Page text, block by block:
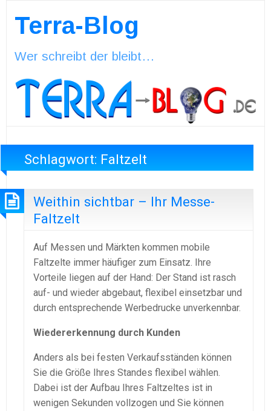
Terra-Blog
Wer schreibt der bleibt…
Schlagwort: Faltzelt
Weithin sichtbar – Ihr Messe-
Faltzelt
Auf Messen und Märkten kommen mobile
Faltzelte immer häufiger zum Einsatz. Ihre
Vorteile liegen auf der Hand: Der Stand ist rasch
auf- und wieder abgebaut, flexibel einsetzbar und
durch entsprechende Werbedrucke unverkennbar.
Wiedererkennung durch Kunden
Anders als bei festen Verkaufsständen können
Sie die Größe Ihres Standes flexibel wählen.
Dabei ist der Aufbau Ihres Faltzeltes ist in
wenigen Sekunden vollzogen und Sie können